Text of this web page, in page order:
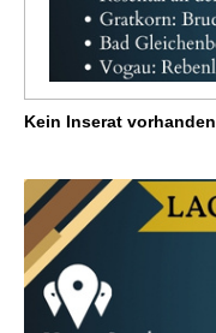
Kein Inserat vorhanden